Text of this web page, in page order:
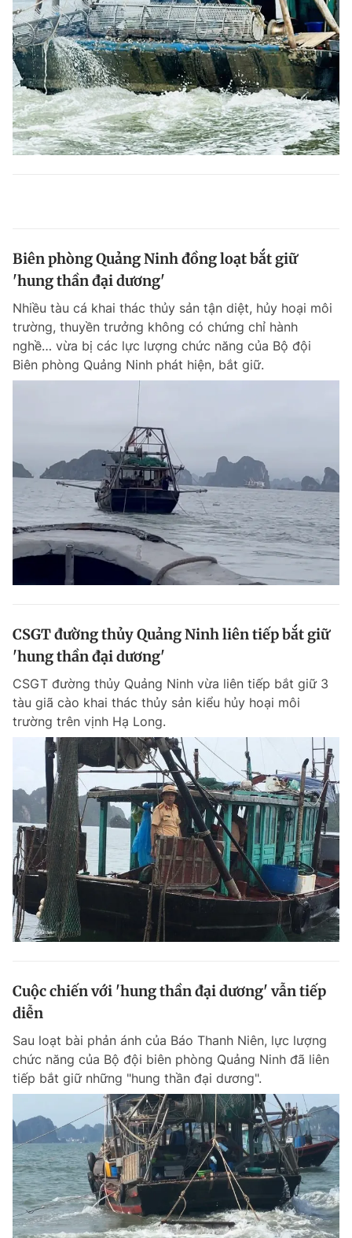
Biên phòng Quảng Ninh đồng loạt bắt giữ
'hung thần đại dương'
Nhiều tàu cá khai thác thủy sản tận diệt, hủy hoại môi
trường, thuyền trưởng không có chứng chỉ hành
nghề… vừa bị các lực lượng chức năng của Bộ đội
Biên phòng Quảng Ninh phát hiện, bắt giữ.
CSGT đường thủy Quảng Ninh liên tiếp bắt giữ
'hung thần đại dương'
CSGT đường thủy Quảng Ninh vừa liên tiếp bắt giữ 3
tàu giã cào khai thác thủy sản kiểu hủy hoại môi
trường trên vịnh Hạ Long.
Cuộc chiến với 'hung thần đại dương' vẫn tiếp
diễn
Sau loạt bài phản ánh của Báo Thanh Niên, lực lượng
chức năng của Bộ đội biên phòng Quảng Ninh đã liên
tiếp bắt giữ những "hung thần đại dương".